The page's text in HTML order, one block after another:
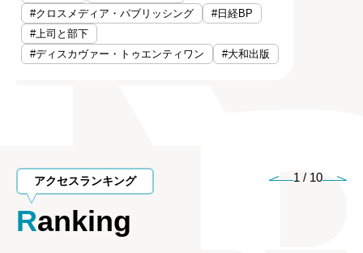
#クロスメディア・パブリッシング
#日経BP
#上司と部下
#ディスカヴァー・トゥエンティワン
#大和出版
アクセスランキング
Ranking
1 / 10